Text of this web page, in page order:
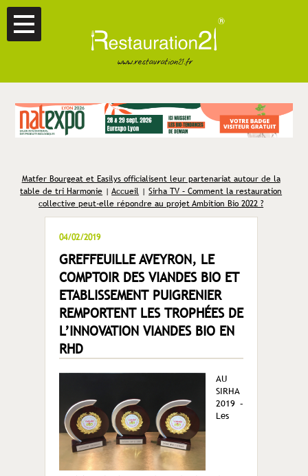
Matfer Bourgeat et Easilys officialisent leur partenariat autour de la
table de tri Harmonie |Accueil |Sirha TV – Comment la restauration
collective peut-elle répondre au projet Ambition Bio 2022 ?
04/02/2019
GREFFEUILLE AVEYRON, LE
COMPTOIR DES VIANDES BIO ET
ETABLISSEMENT PUIGRENIER
REMPORTENT LES TROPHÉES DE
L’INNOVATION VIANDES BIO EN
RHD
AU
SIRHA
2019 –
Les